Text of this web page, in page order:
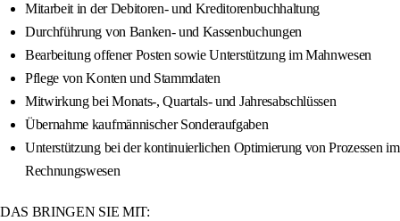
Mitarbeit in der Debitoren- und Kreditorenbuchhaltung
Durchführung von Banken- und Kassenbuchungen
Bearbeitung offener Posten sowie Unterstützung im Mahnwesen
Pflege von Konten und Stammdaten
Mitwirkung bei Monats-, Quartals- und Jahresabschlüssen
Übernahme kaufmännischer Sonderaufgaben
Unterstützung bei der kontinuierlichen Optimierung von Prozessen im
Rechnungswesen
DAS BRINGEN SIE MIT: